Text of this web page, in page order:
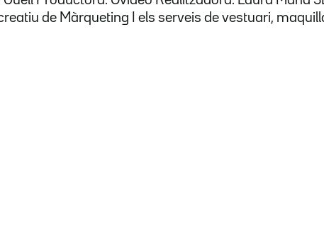
de Màrqueting I els serveis de vestuari,